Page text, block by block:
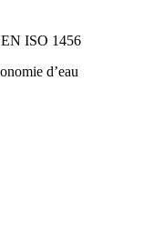
ISO 1456
d’eau